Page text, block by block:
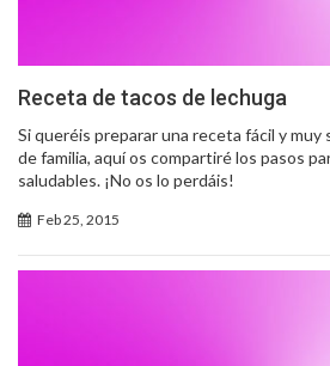
Receta de tacos de lechuga
Si queréis preparar una receta fácil y muy
de familia, aquí os compartiré los pasos
saludables. ¡No os lo perdáis!
Feb 25, 2015